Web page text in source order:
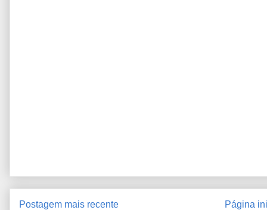
Postagem mais recente Página